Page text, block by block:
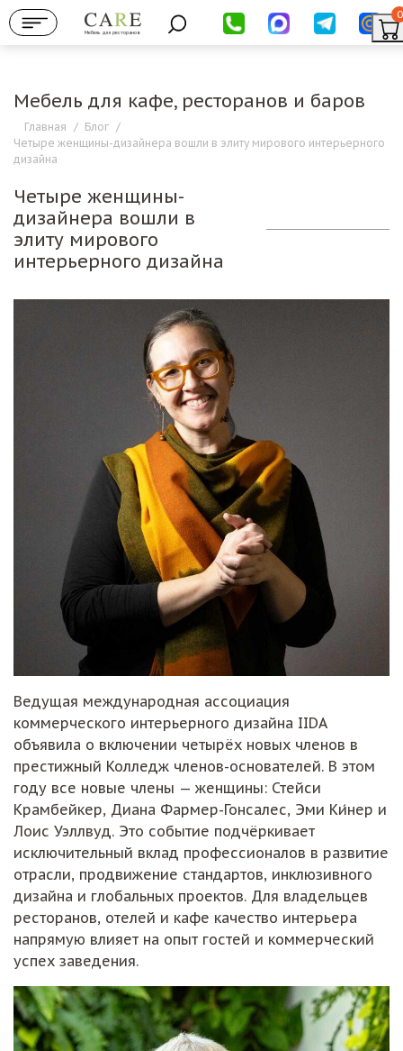
Мебель для ресторанов
0
Мебель для кафе, ресторанов и баров
Главная / Блог /
Четыре женщины-дизайнера вошли в элиту мирового интерьерного
дизайна
Четыре женщины-
дизайнера вошли в
элиту мирового
интерьерного дизайна
Ведущая международная ассоциация
коммерческого интерьерного дизайна IIDA
объявила о включении четырёх новых членов в
престижный Колледж членов-основателей. В этом
году все новые члены — женщины: Стейси
Крамбейкер, Диана Фармер-Гонсалес, Эми Ки́нер и
Лоис Уэллвуд. Это событие подчёркивает
исключительный вклад профессионалов в развитие
отрасли, продвижение стандартов, инклюзивного
дизайна и глобальных проектов. Для владельцев
ресторанов, отелей и кафе качество интерьера
напрямую влияет на опыт гостей и коммерческий
успех заведения.